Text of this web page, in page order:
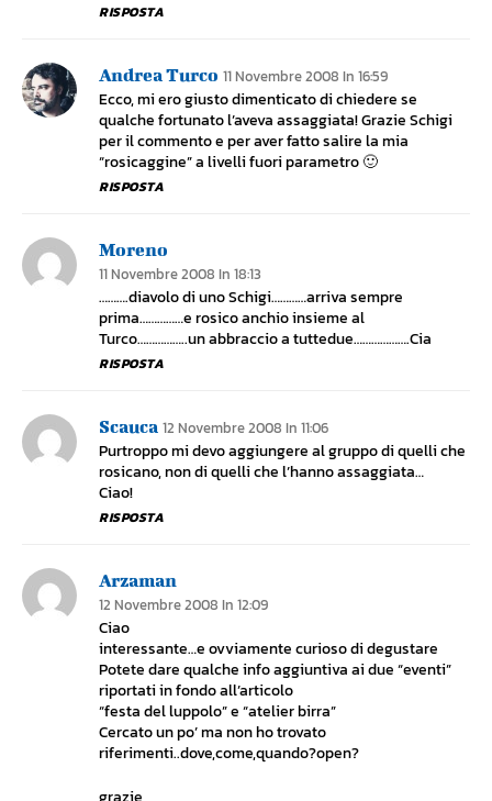
RISPOSTA
Andrea Turco 11 Novembre 2008 In 16:59
Ecco, mi ero giusto dimenticato di chiedere se
qualche fortunato l’aveva assaggiata! Grazie Schigi
per il commento e per aver fatto salire la mia
“rosicaggine” a livelli fuori parametro 🙂
RISPOSTA
Moreno
11 Novembre 2008 In 18:13
……….diavolo di uno Schigi…………arriva sempre
prima……………e rosico anchio insieme al
Turco……………..un abbraccio a tuttedue……………….Cia
RISPOSTA
Scauca 12 Novembre 2008 In 11:06
Purtroppo mi devo aggiungere al gruppo di quelli che
rosicano, non di quelli che l’hanno assaggiata…
Ciao!
RISPOSTA
Arzaman
12 Novembre 2008 In 12:09
Ciao
interessante…e ovviamente curioso di degustare
Potete dare qualche info aggiuntiva ai due “eventi”
riportati in fondo all’articolo
“festa del luppolo” e “atelier birra”
Cercato un po’ ma non ho trovato
riferimenti..dove,come,quando?open?